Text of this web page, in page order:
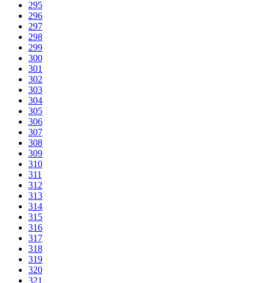
295
296
297
298
299
300
301
302
303
304
305
306
307
308
309
310
311
312
313
314
315
316
317
318
319
320
321